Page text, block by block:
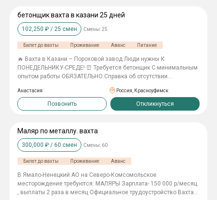
бетонщик вахта в казани 25 дней
102,250 ₽ / 25 смен Смены:25
Билет до вахты Проживание Аванс Питание
🔥 Вахта в Казани – Пороховой завод Люди нужны К
ПОНЕДЕЛЬНИКУ-СРЕДЕ! ⏰ Требуется бетонщик С минимальным
опытом работы ОБЯЗАТЕЛЬНО:Справка об отсутствии
по 10 часов Мы предлагаем: ✅ Официальное трудоустройство
по ТК РФ ✅ Проживание в уютной квартире ✅ Суточные – 500
руб./день ✅ Спецодежда – за счёт компании ✅ Билеты на вахту
Анастасия Россия, Красноуфимск
Позвонить Откликнуться
Маляр по металлу. вахта
300,000 ₽ / 60 смен Смены: 60
Билет до вахты Проживание Аванс
В Ямало-Ненецкий АО на Северо-Комсомольское
месторождение требуются: МАЛЯРЫ Зарплата- 150 000 р/месяц
, выплаты 2 раза в месяц Официальное трудоустройство Вахта